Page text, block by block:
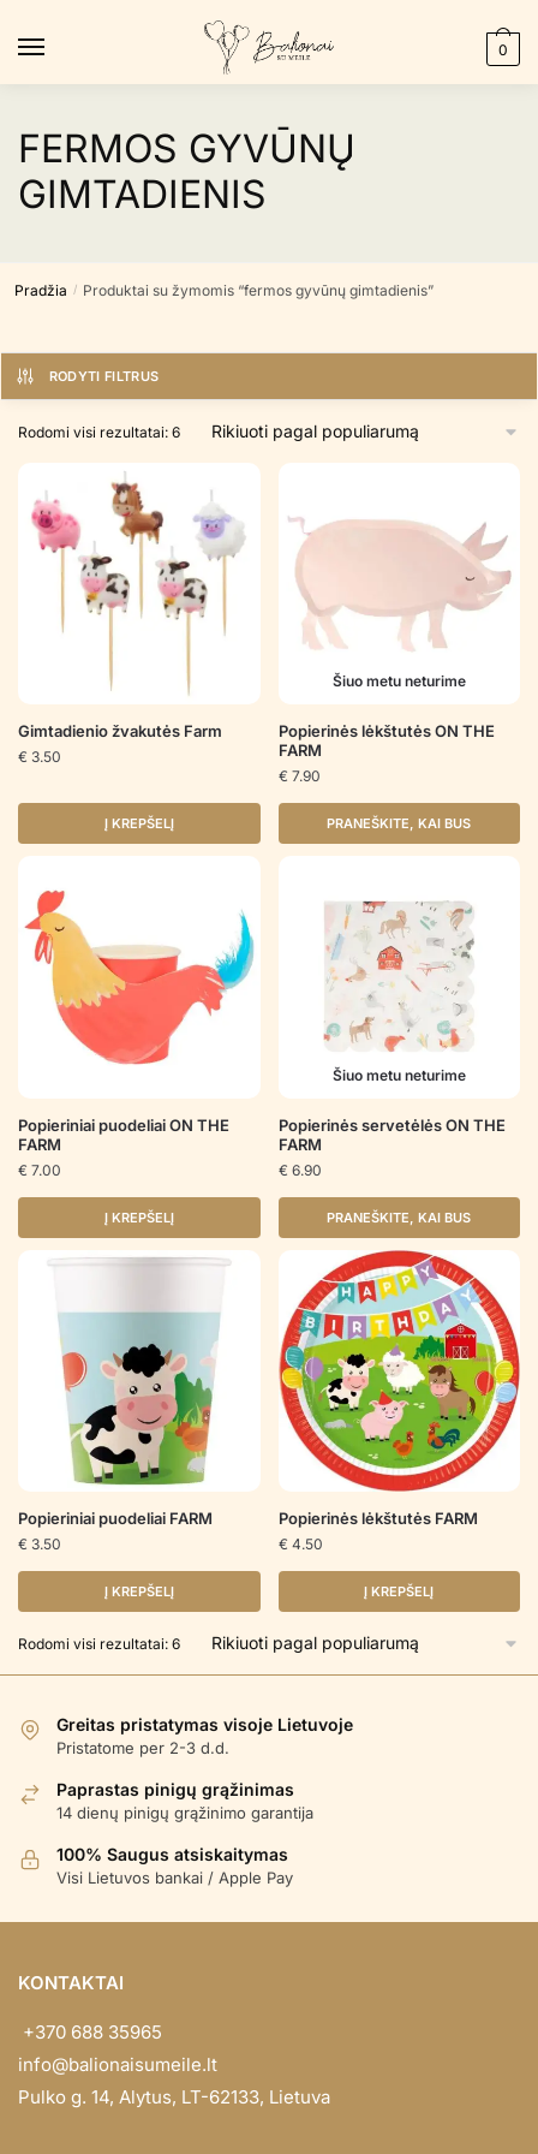
0
FERMOS GYVŪNŲ
GIMTADIENIS
Pradžia / Produktai su žymomis “fermos gyvūnų gimtadienis”
RODYTI FILTRUS
Rodomi visi rezultatai: 6Rūšiuojama
populiarumą
Gimtadienio žvakutės Farm
€ 3.50
Į KREPŠELĮ
Šiuo metu neturime
Popierinės lėkštutės ON THE
FARM
€ 7.90
PRANEŠKITE, KAI BUS
Popieriniai puodeliai ON THE
FARM
€ 7.00
Į KREPŠELĮ
Šiuo metu neturime
Popierinės servetėlės ON THE
FARM
€ 6.90
PRANEŠKITE, KAI BUS
Popieriniai puodeliai FARM
€ 3.50
Į KREPŠELĮ
Popierinės lėkštutės FARM
€ 4.50
Į KREPŠELĮ
Rodomi visi rezultatai: 6Rūšiuojama
Greitas pristatymas visoje Lietuvoje
Pristatome per 2-3 d.d.
Paprastas pinigų grąžinimas
14 dienų pinigų grąžinimo garantija
100% Saugus atsiskaitymas
Visi Lietuvos bankai / Apple Pay
KONTAKTAI
+370 688 35965
info@balionaisumeile.lt
Pulko g. 14, Alytus, LT-62133, Lietuva